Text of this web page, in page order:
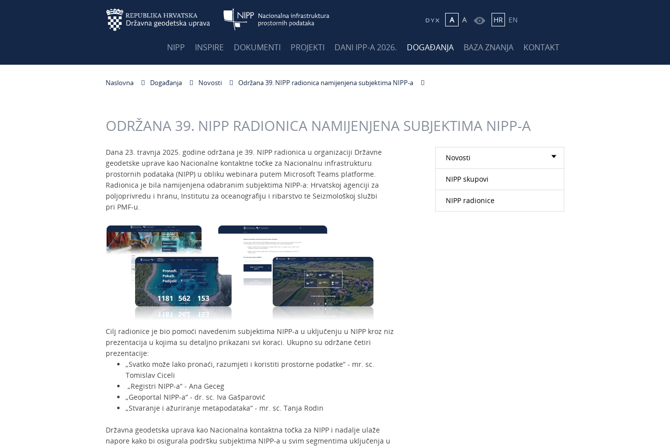
A A HR EN
NIPP INSPIRE DOKUMENTI PROJEKTI DANI IPP-A 2026. DOGAĐANJA BAZA ZNANJA KONTAKT
Naslovna Događanja Novosti Održana 39. NIPP radionica namijenjena subjektima NIPP-a
ODRŽANA 39. NIPP RADIONICA NAMIJENJENA SUBJEKTIMA NIPP-A
Dana 23. travnja 2025. godine održana je 39. NIPP radionica u organizaciji Državne
geodetske uprave kao Nacionalne kontaktne točke za Nacionalnu infrastrukturu
prostornih podataka (NIPP) u obliku webinara putem Microsoft Teams platforme.
Radionica je bila namijenjena odabranim subjektima NIPP-a: Hrvatskoj agenciji za
poljoprivredu i hranu, Institutu za oceanografiju i ribarstvo te Seizmološkoj službi
pri PMF-u.
Cilj radionice je bio pomoći navedenim subjektima NIPP-a u uključenju u NIPP kroz niz
prezentacija u kojima su detaljno prikazani svi koraci. Ukupno su održane četiri
prezentacije:
„Svatko može lako pronaći, razumjeti i koristiti prostorne podatke“ - mr. sc.
Tomislav Ciceli
„Registri NIPP-a“ - Ana Geceg
„Geoportal NIPP-a“ - dr. sc. Iva Gašparović
„Stvaranje i ažuriranje metapodataka“ - mr. sc. Tanja Rodin
Državna geodetska uprava kao Nacionalna kontaktna točka za NIPP i nadalje ulaže
napore kako bi osigurala podršku subjektima NIPP-a u svim segmentima uključenja u
Novosti
NIPP skupovi
NIPP radionice